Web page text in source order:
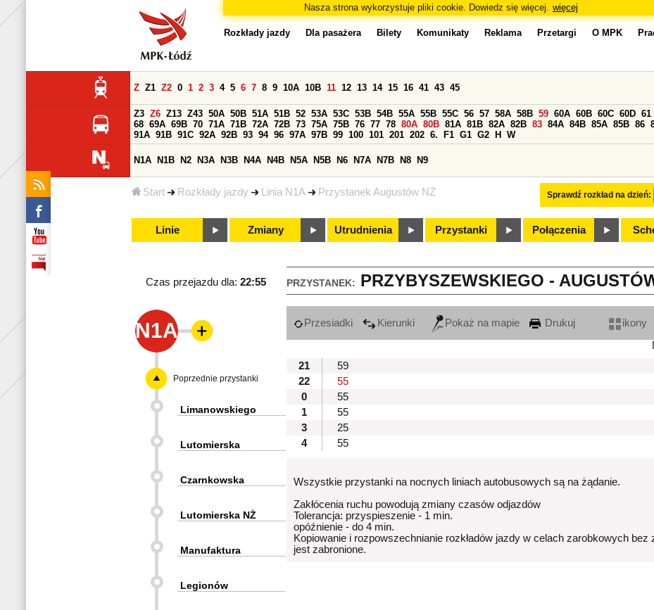
Nasza strona wykorzystuje pliki cookie. Dowiedz się więcej. więcej
Start Rozkłady jazdy Linia N1A Przystanek Augustów NŻ
Rozkłady jazdy Dla pasażera Bilety Komunikaty Reklama Przetargi O MPK
Sprawdź rozkład na dzień:
Z Z1 Z2 0 1 2 3 4 5 6 7 8 9 10A 10B 11 12 13 14 15 16 41 43 45
Z3 Z6 Z13 Z43 50A 50B 51A 51B 52 53A 53C 53B 54B 55A 55B 55C 56 57 58A 58B 59 60A 60B 60C 60D 61
68 69A 69B 70 71A 71B 72A 72B 73 75A 75B 76 77 78 80A 80B 81A 81B 82A 82B 83 84A 84B 85A 85B 86
91A 91B 91C 92A 92B 93 94 96 97A 97B 99 100 101 201 202 6. F1 G1 G2 H W
N1A N1B N2 N3A N3B N4A N4B N5A N5B N6 N7A N7B N8 N9
Linie Zmiany Utrudnienia Przystanki Połączenia
PRZYSTANEK: PRZYBYSZEWSKIEGO -
Czas przejazdu dla: 22:55
N1A Przesiadki Kierunki Pokaż na mapie Drukuj ikony
21
59
22
55
0
55
1
55
3
25
4
55
Wszystkie przystanki na nocnych liniach autobusowych są na żądanie.
Zakłócenia ruchu powodują zmiany czasów odjazdów
Tolerancja: przyspieszenie - 1 min.
opóźnienie - do 4 min.
Kopiowanie i rozpowszechnianie rozkładów jazdy w celach zarobkowych bez
jest zabronione.
Poprzednie przystanki
Limanowskiego
Lutomierska
Czarnkowska
Lutomierska NŻ
Manufaktura
Legionów